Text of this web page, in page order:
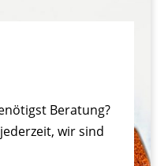
Beratung?
wir sind